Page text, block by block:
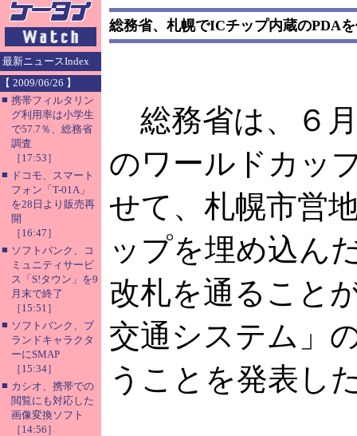
最新ニュースIndex
【 2009/06/26 】
■ 携帯フィルタリン
グ利用率は小学生
で57.7％、総務省
調査
［17:53］
■ ドコモ、スマート
フォン「T-01A」
を28日より販売再
開
［16:47］
■ ソフトバンク、コ
ミュニティサービ
ス「S!タウン」を9
月末で終了
［15:51］
■ ソフトバンク、ブ
ランドキャラクタ
ーにSMAP
［15:34］
■ カシオ、携帯での
閲覧にも対応した
画像変換ソフト
［14:56］
総務省、札幌でICチップ内蔵のPDA
総務省は、６
のワールドカッ
せて、札幌市営
ップを埋め込ん
改札を通ること
交通システム」
うことを発表し